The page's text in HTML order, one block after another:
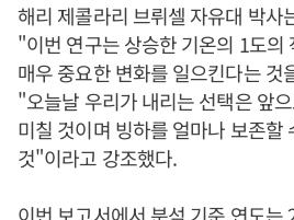
해리 제콜라리 브뤼셀 자유대 박사
"이번 연구는 상승한 기온의 1도의
매우 중요한 변화를 일으킨다는 것
"오늘날 우리가 내리는 선택은 앞
미칠 것이며 빙하를 얼마나 보존할
것"이라고 강조했다.